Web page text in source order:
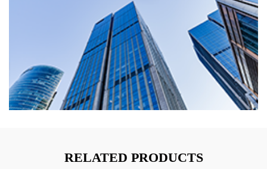
RELATED PRODUCTS